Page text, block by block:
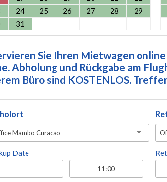
24 25 26 27 28
29
31
Sie Ihren Mietwagen
Abholung und Rückgabe am
Büro sind KOSTENLOS.
Mambo Curacao
Date